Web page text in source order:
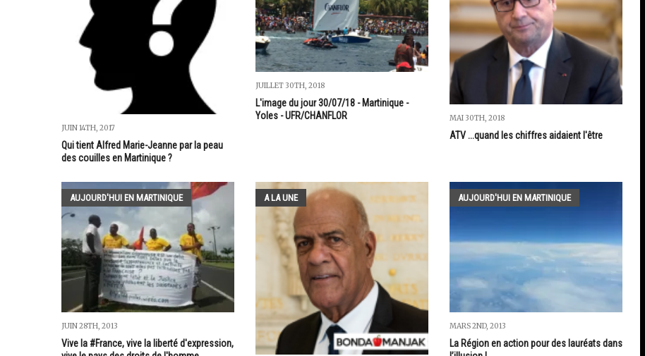
JUIN 14TH, 2017
Qui tient Alfred Marie-Jeanne par la peau
des couilles en Martinique ?
JUILLET 30TH, 2018
L'image du jour 30/07/18 - Martinique -
Yoles - UFR/CHANFLOR
MAI 30TH, 2018
ATV ...quand les chiffres aidaient l'être
AUJOURD'HUI EN MARTINIQUE
JUIN 28TH, 2013
Vive la #France, vive la liberté d'expression,
A LA UNE AUJOURD'HUI EN MARTINIQUE
MARS 2ND, 2013
La Région en action pour des lauréats dans